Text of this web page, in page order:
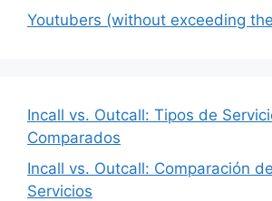
Youtubers (without exceeding
Incall vs. Outcall: Tipos de
Comparados
Incall vs. Outcall: Comparación
Servicios